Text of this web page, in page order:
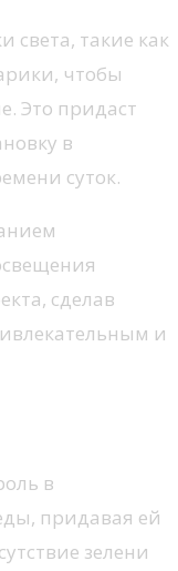
света, такие как
чтобы
Это придаст
в
суток.
сделав
и
в
придавая ей
зелени